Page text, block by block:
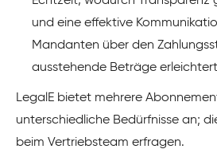
und eine effektive
Mandanten über den
ausstehende Beträge
LegalE bietet mehrere
unterschiedliche Bedürfnisse an;
beim Vertriebsteam erfragen.